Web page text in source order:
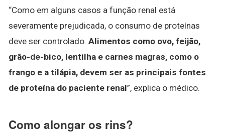
“Como em alguns casos a função renal está
severamente prejudicada, o consumo de proteínas
deve ser controlado. Alimentos como ovo, feijão,
grão-de-bico, lentilha e carnes magras, como o
frango e a tilápia, devem ser as principais fontes
de proteína do paciente renal”, explica o médico.
Como alongar os rins?